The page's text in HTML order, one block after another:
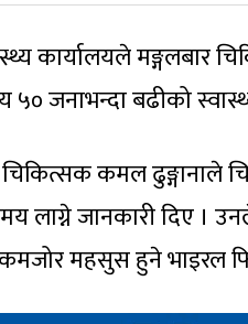
कार्यालयले मङ्गलबार
जनाभन्दा बढीको
कमल ढुङ्गानाले
लाग्ने जानकारी दिए ।
महसुस हुने भाइरल